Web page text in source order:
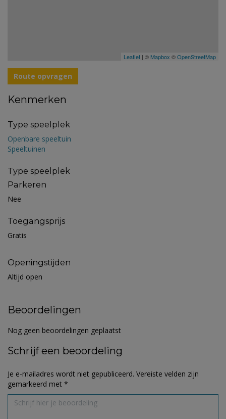
Leaflet | © Mapbox ©OpenStreetMap
Route opvragen
Kenmerken
Type speelplek
Openbare speeltuin
Speeltuinen
Type speelplek
Parkeren
Nee
Toegangsprijs
Gratis
Openingstijden
Altijd open
Beoordelingen
Nog geen beoordelingen geplaatst
Schrijf een beoordeling
Je e-mailadres wordt niet gepubliceerd. Vereiste velden zijn
gemarkeerd met *